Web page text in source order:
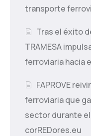
transporte
Tras el éxito
TRAMESA
ferroviaria hacia
FAPROVE
ferroviaria que
sector durante el
corREDores.eu